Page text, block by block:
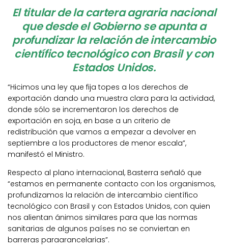
El titular de la cartera agraria nacional
que desde el Gobierno se apunta a
profundizar la relación de intercambio
científico tecnológico con Brasil y con
Estados Unidos.
“Hicimos una ley que fija topes a los derechos de
exportación dando una muestra clara para la actividad,
donde sólo se incrementaron los derechos de
exportación en soja, en base a un criterio de
redistribución que vamos a empezar a devolver en
septiembre a los productores de menor escala”,
manifestó el Ministro.
Respecto al plano internacional, Basterra señaló que
“estamos en permanente contacto con los organismos,
profundizamos la relación de intercambio científico
tecnológico con Brasil y con Estados Unidos, con quien
nos alientan ánimos similares para que las normas
sanitarias de algunos países no se conviertan en
barreras paraarancelarias”.